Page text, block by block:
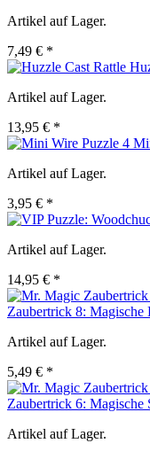
Artikel auf Lager.
7,49 € *
Artikel auf Lager.
13,95 € *
Artikel auf Lager.
3,95 € *
Artikel auf Lager.
14,95 € *
Zaubertrick 8: Magische
Artikel auf Lager.
5,49 € *
Zaubertrick 6: Magische
Artikel auf Lager.